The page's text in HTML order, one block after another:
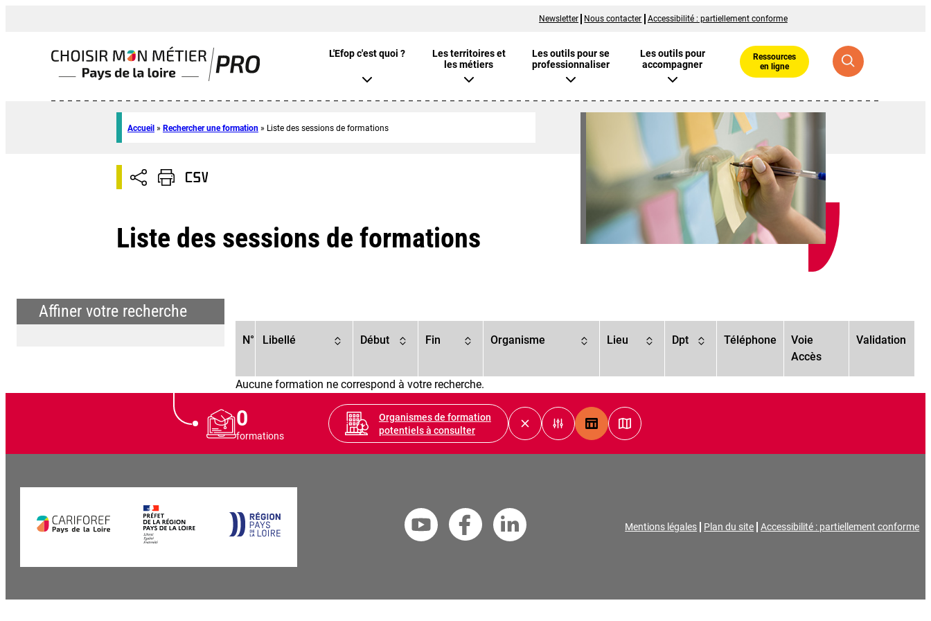
Newsletter Nous contacter Accessibilité : partiellement conforme
L'Efop c'est quoi ?
Les territoires et
les métiers
Les outils pour se
professionnaliser
Les outils pour
accompagner
Ressources
en ligne
Accueil » Rechercher une formation » Liste des sessions de formations
Liste des sessions de formations
Affiner votre recherche
N° Libellé Début Fin Organisme Lieu Dpt Téléphone
Voie
Accès
Validation
Aucune formation ne correspond à votre recherche.
0
formations
Organismes de formation
potentiels à consulter
Vue tableauVue carte
Mentions légales Plan du site Accessibilité : partiellement conforme